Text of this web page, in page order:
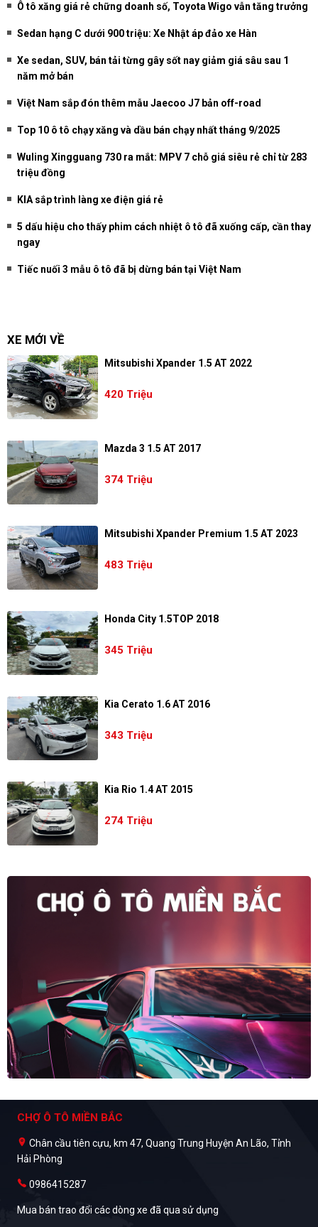
Ô tô xăng giá rẻ chững doanh số, Toyota Wigo vẫn tăng trưởng
Sedan hạng C dưới 900 triệu: Xe Nhật áp đảo xe Hàn
Xe sedan, SUV, bán tải từng gây sốt nay giảm giá sâu sau 1
năm mở bán
Việt Nam sắp đón thêm mẫu Jaecoo J7 bản off-road
Top 10 ô tô chạy xăng và dầu bán chạy nhất tháng 9/2025
Wuling Xingguang 730 ra mắt: MPV 7 chỗ giá siêu rẻ chỉ từ 283
triệu đồng
KIA sắp trình làng xe điện giá rẻ
5 dấu hiệu cho thấy phim cách nhiệt ô tô đã xuống cấp, cần thay
ngay
Tiếc nuối 3 mẫu ô tô đã bị dừng bán tại Việt Nam
XE MỚI VỀ
Mitsubishi Xpander 1.5 AT 2022
420 Triệu
Mazda 3 1.5 AT 2017
374 Triệu
Mitsubishi Xpander Premium 1.5 AT 2023
483 Triệu
Honda City 1.5TOP 2018
345 Triệu
Kia Cerato 1.6 AT 2016
343 Triệu
Kia Rio 1.4 AT 2015
274 Triệu
CHỢ Ô TÔ MIỀN BẮC
Chân cầu tiên cựu, km 47, Quang Trung Huyện An Lão, Tỉnh
Hải Phòng
0986415287
Mua bán trao đổi các dòng xe đã qua sử dụng